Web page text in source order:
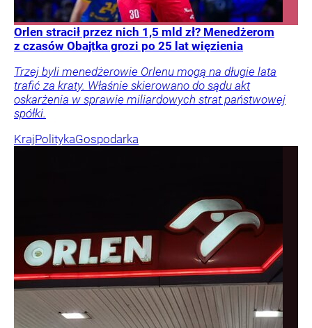
Orlen stracił przez nich 1,5 mld zł? Menedżerom
z czasów Obajtka grozi po 25 lat więzienia
Trzej byli menedżerowie Orlenu mogą na długie lata
trafić za kraty. Właśnie skierowano do sądu akt
oskarżenia w sprawie miliardowych strat państwowej
spółki.
KrajPolitykaGospodarka